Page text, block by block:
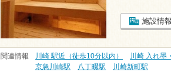
施設情
関連情報 川崎 駅近（徒歩10分以内） 川崎 入れ墨
京急川崎駅
八丁畷駅 川崎新町駅